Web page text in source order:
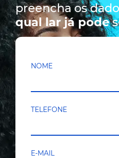
preencha os
qual lar já pode
NOME
TELEFONE
E-MAIL